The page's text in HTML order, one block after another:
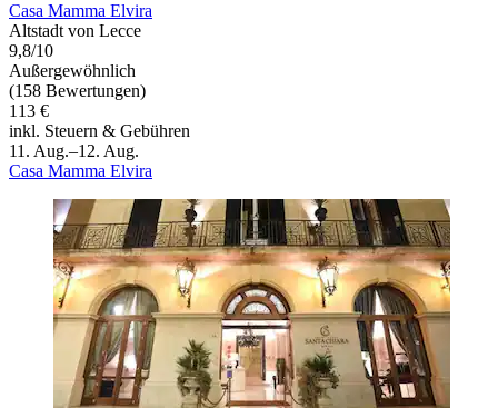
Casa Mamma Elvira
Altstadt von Lecce
9,8/10
Außergewöhnlich
(158 Bewertungen)
113 €
inkl. Steuern & Gebühren
11. Aug.–12. Aug.
Casa Mamma Elvira